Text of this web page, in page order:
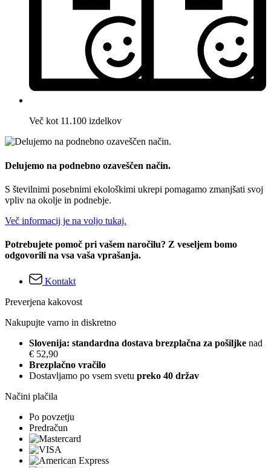
Več kot 11.100 izdelkov
Delujemo na podnebno ozaveščen način.
S številnimi posebnimi ekološkimi ukrepi pomagamo zmanjšati svoj
vpliv na okolje in podnebje.
Več informacij je na voljo tukaj.
Potrebujete pomoč pri vašem naročilu? Z veseljem bomo
odgovorili na vsa vaša vprašanja.
Kontakt
Preverjena kakovost
Nakupujte varno in diskretno
Slovenija: standardna dostava brezplačna za pošiljke nad
€ 52,90
Brezplačno vračilo
Dostavljamo po vsem svetu preko 40 držav
Načini plačila
Po povzetju
Predračun